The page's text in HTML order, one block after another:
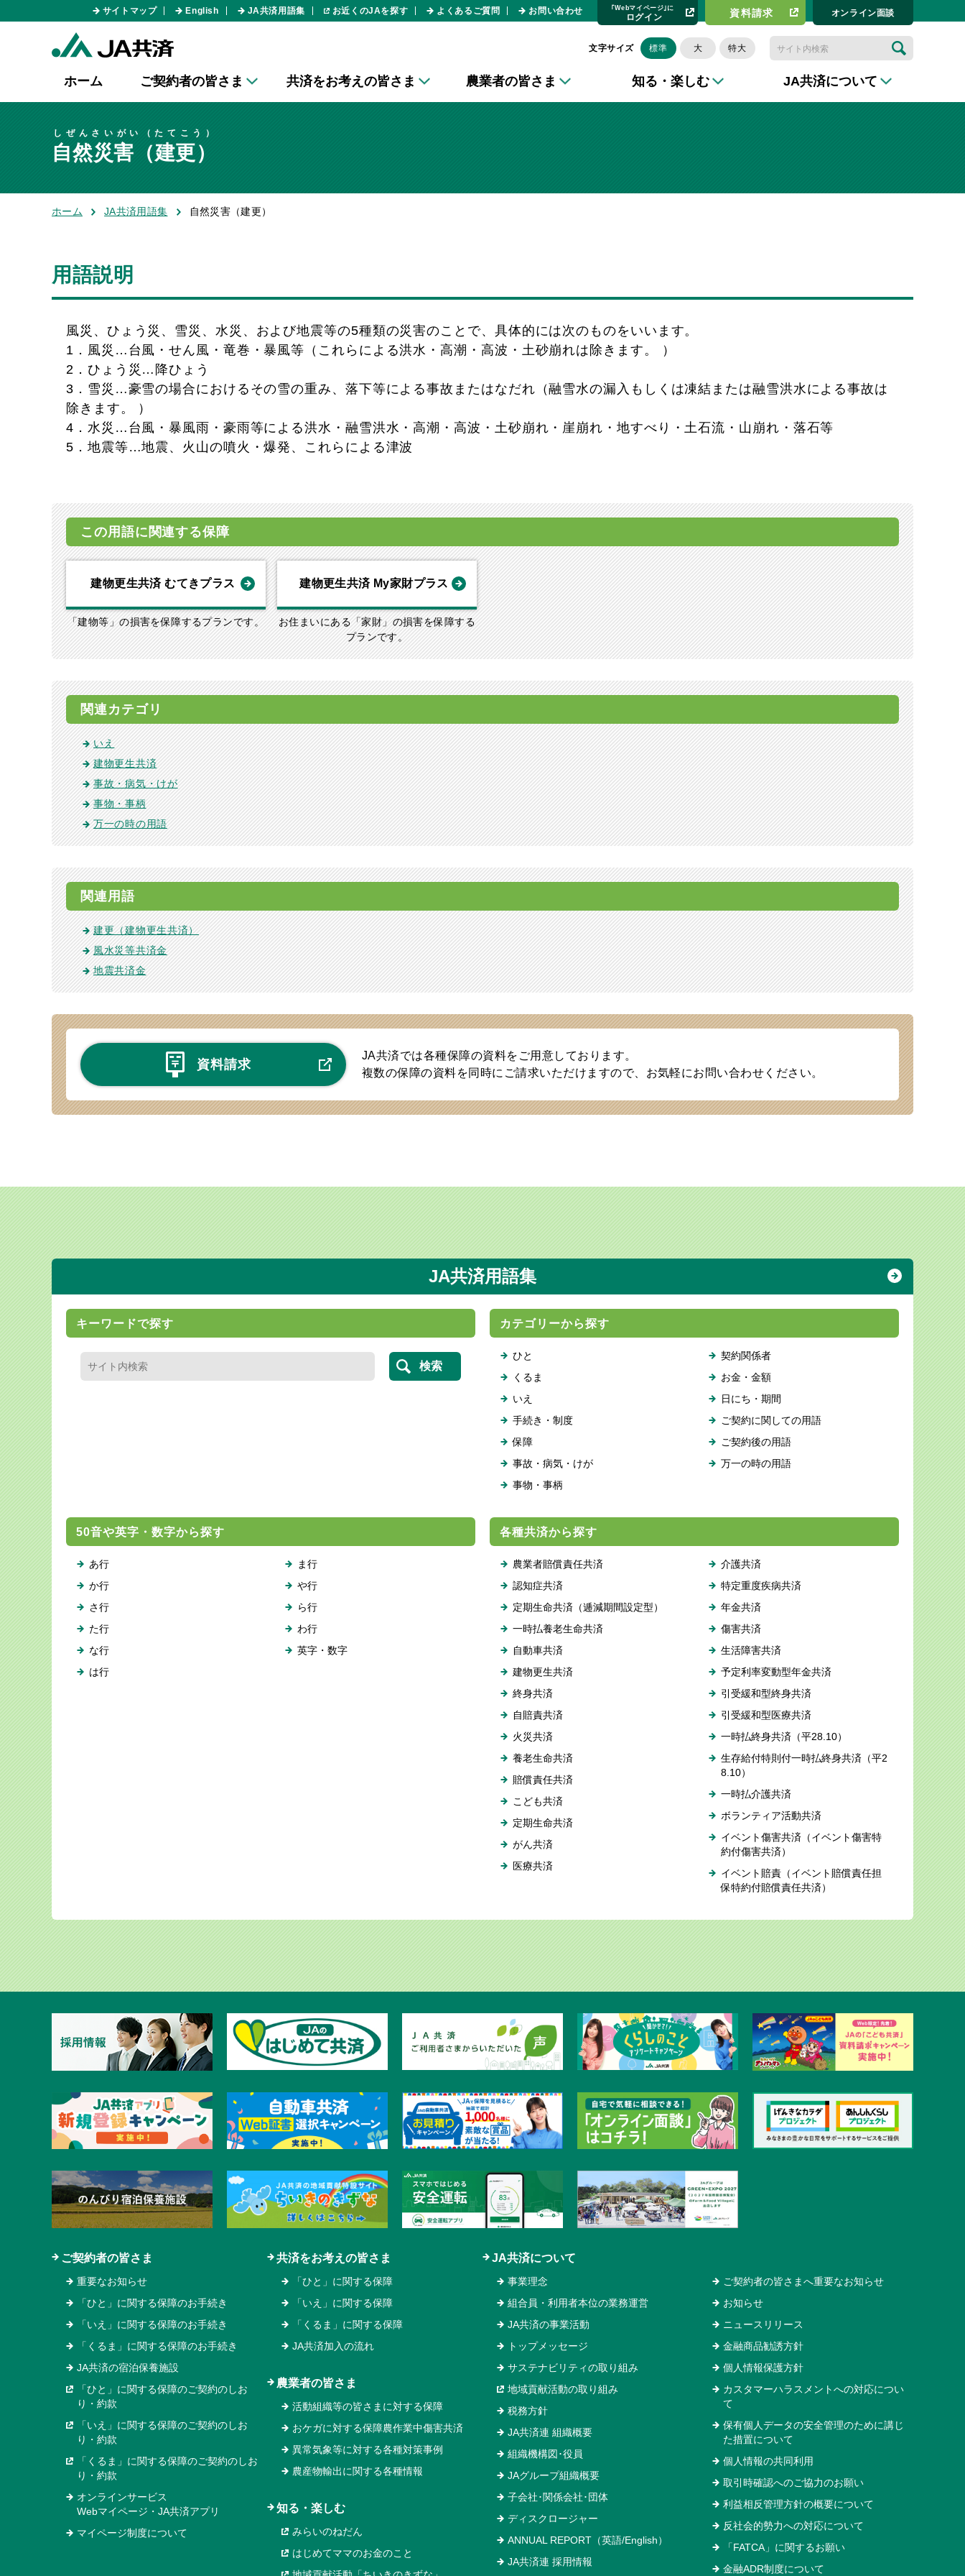
サイトマップ English JA共済用語集 お近くのJAを探す よくあるご質問 お問い合わせ ｢Webマイページ｣に
ログイン 資料請求​ オンライン⾯談
文字サイズ 標準 大 特大
ホーム ご契約者の皆さま 共済をお考えの皆さま 農業者の皆さま 知る・楽しむ JA共済について
自然災害（建更）
しぜんさいがい（たてこう）
ホーム JA共済用語集 自然災害（建更）
用語説明
風災、ひょう災、雪災、水災、および地震等の5種類の災害のことで、具体的には次のものをいいます。
1．風災…台風・せん風・竜巻・暴風等（これらによる洪水・高潮・高波・土砂崩れは除きます。 ）
2．ひょう災…降ひょう
3．雪災…豪雪の場合におけるその雪の重み、落下等による事故またはなだれ（融雪水の漏入もしくは凍結または融雪洪水による事故は
除きます。 ）
4．水災…台風・暴風雨・豪雨等による洪水・融雪洪水・高潮・高波・土砂崩れ・崖崩れ・地すべり・土石流・山崩れ・落石等
5．地震等…地震、火山の噴火・爆発、これらによる津波
この用語に関連する保障
建物更生共済 むてきプラス
「建物等」の損害を保障するプランです。
建物更生共済 My家財プラス
お住まいにある「家財」の損害を保障する
プランです。
関連カテゴリ
いえ
建物更生共済
事故・病気・けが
事物・事柄
万一の時の用語
関連用語
建更（建物更生共済）
風水災等共済金
地震共済金
資料請求
JA共済では各種保障の資料をご用意しております。
複数の保障の資料を同時にご請求いただけますので、お気軽にお問い合わせください。
JA共済用語集
キーワードで探す カテゴリーから探す
ひと
くるま
いえ
手続き・制度
保障
事故・病気・けが
事物・事柄
契約関係者
お金・金額
日にち・期間
ご契約に関しての用語
ご契約後の用語
万一の時の用語
50音や英字・数字から探す
あ行
か行
さ行
た行
な行
は行
ま行
や行
ら行
わ行
英字・数字
各種共済から探す
農業者賠償責任共済
認知症共済
定期生命共済（逓減期間設定型）
一時払養老生命共済
自動車共済
建物更生共済
終身共済
自賠責共済
火災共済
養老生命共済
賠償責任共済
こども共済
定期生命共済
がん共済
医療共済
介護共済
特定重度疾病共済
年金共済
傷害共済
生活障害共済
予定利率変動型年金共済
引受緩和型終身共済
引受緩和型医療共済
一時払終身共済（平28.10）
生存給付特則付一時払終身共済（平2
8.10）
一時払介護共済
ボランティア活動共済
イベント傷害共済（イベント傷害特
約付傷害共済）
イベント賠責（イベント賠償責任担
保特約付賠償責任共済）
ご契約者の皆さま
重要なお知らせ
「ひと」に関する保障のお手続き
「いえ」に関する保障のお手続き
「くるま」に関する保障のお手続き
JA共済の宿泊保養施設
「ひと」に関する保障のご契約のしお
り・約款
「いえ」に関する保障のご契約のしお
り・約款
「くるま」に関する保障のご契約のしお
り・約款
オンラインサービス
Webマイページ・JA共済アプリ
マイページ制度について
共済をお考えの皆さま
「ひと」に関する保障
「いえ」に関する保障
「くるま」に関する保障
JA共済加入の流れ
農業者の皆さま
活動組織等の皆さまに対する保障
おケガに対する保障農作業中傷害共済
異常気象等に対する各種対策事例
農産物輸出に関する各種情報
知る・楽しむ
みらいのねだん
はじめてママのお金のこと
JA共済について
事業理念
組合員・利用者本位の業務運営
JA共済の事業活動
トップメッセージ
サステナビリティの取り組み
地域貢献活動の取り組み
税務方針
JA共済連 組織概要
組織機構図･役員
JAグループ組織概要
子会社･関係会社･団体
ディスクロージャー
ANNUAL REPORT（英語/English）
JA共済連 採用情報
ご契約者の皆さまへ重要なお知らせ
お知らせ
ニュースリリース
金融商品勧誘方針
個人情報保護方針
カスタマーハラスメントへの対応につい
て
保有個人データの安全管理のために講じ
た措置について
個人情報の共同利用
取引時確認へのご協力のお願い
利益相反管理方針の概要について
反社会的勢力への対応について
「FATCA」に関するお願い
金融ADR制度について